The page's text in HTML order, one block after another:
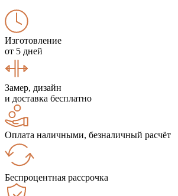
Изготовление
от 5 дней
Замер, дизайн
и доставка бесплатно
Оплата наличными, безналичный расчёт
Беспроцентная рассрочка